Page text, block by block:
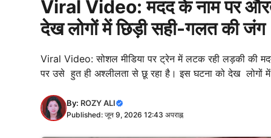
Viral Video: मदद के नाम पर
देख लोगों में छिड़ी सही-गलत की जंग
Viral Video: सोशल मीडिया पर ट्रेन में लटक रही लड़की की
पर उसे हुत ही अश्लीलता से छू रहा है। इस घटना को देख लोगों
By: ROZY ALI
Published: जून 9, 2026 12:43 अपराह्न